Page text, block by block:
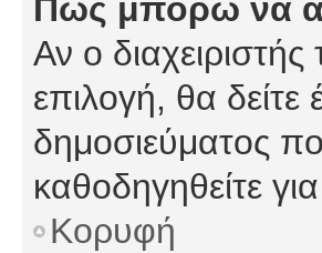
Πώς μπορώ να
Αν ο
επιλογή, θα
δημοσιεύματος
καθοδηγηθείτε
Κορυφή